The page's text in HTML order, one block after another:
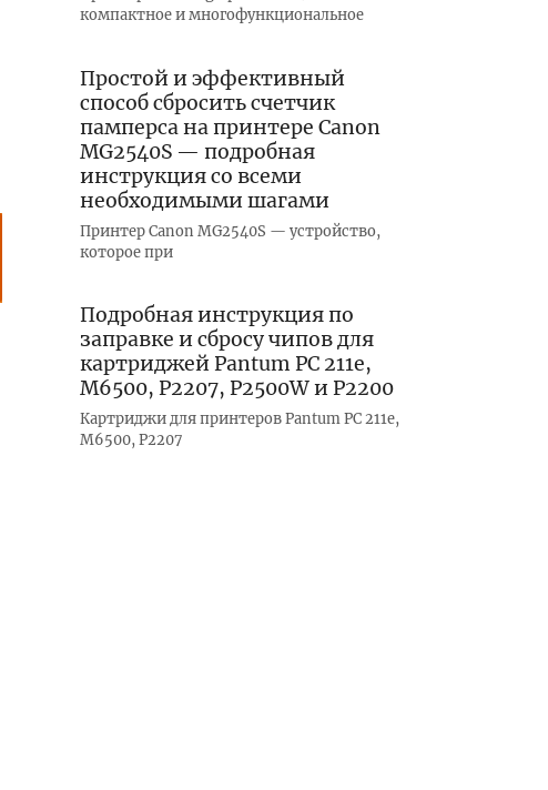
компактное и многофункциональное
Простой и эффективный
способ сбросить счетчик
памперса на принтере Canon
MG2540S — подробная
инструкция со всеми
необходимыми шагами
Принтер Canon MG2540S — устройство,
которое при
Подробная инструкция по
заправке и сбросу чипов для
картриджей Pantum PC 211e,
M6500, P2207, P2500W и P2200
Картриджи для принтеров Pantum PC 211e,
M6500, P2207